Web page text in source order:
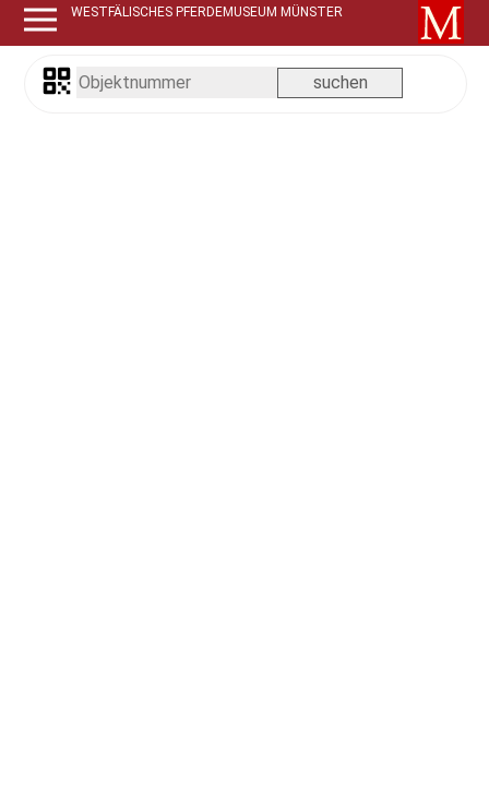
WESTFÄLISCHES PFERDEMUSEUM MÜNSTER